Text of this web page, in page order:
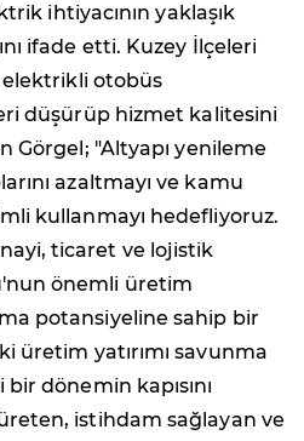
ihtiyacının yaklaşık
ifade etti. Kuzey İlçeleri
elektrikli otobüs
düşürüp hizmet kalitesini
Görgel; "Altyapı yenileme
azaltmayı ve kamu
kullanmayı hedefliyoruz.
ticaret ve lojistik
önemli üretim
potansiyeline sahip bir
üretim yatırımı savunma
bir dönemin kapısını
istihdam sağlayan ve